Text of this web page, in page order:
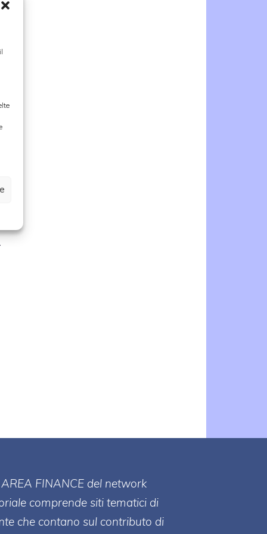
FINANCE del network
comprende siti tematici di
che contano sul contributo di